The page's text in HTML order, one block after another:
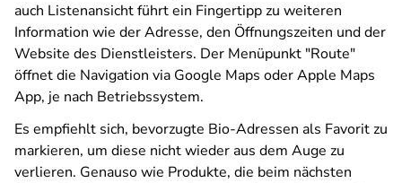
auch Listenansicht führt ein Fingertipp zu weiteren
Information wie der Adresse, den Öffnungszeiten und der
Website des Dienstleisters. Der Menüpunkt "Route"
öffnet die Navigation via Google Maps oder Apple Maps
App, je nach Betriebssystem.
Es empfiehlt sich, bevorzugte Bio-Adressen als Favorit zu
markieren, um diese nicht wieder aus dem Auge zu
verlieren. Genauso wie Produkte, die beim nächsten